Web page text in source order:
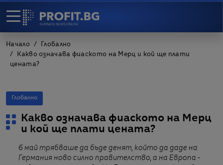
Начало
Глобално
Какво означава фиаското на Мерц и кой ще плати
цената?
Глобално
Какво означава фиаското на Мерц
и кой ще плати цената?
6 май трябваше да бъде денят, който да даде на
Германия ново силно правителство, а на Европа -